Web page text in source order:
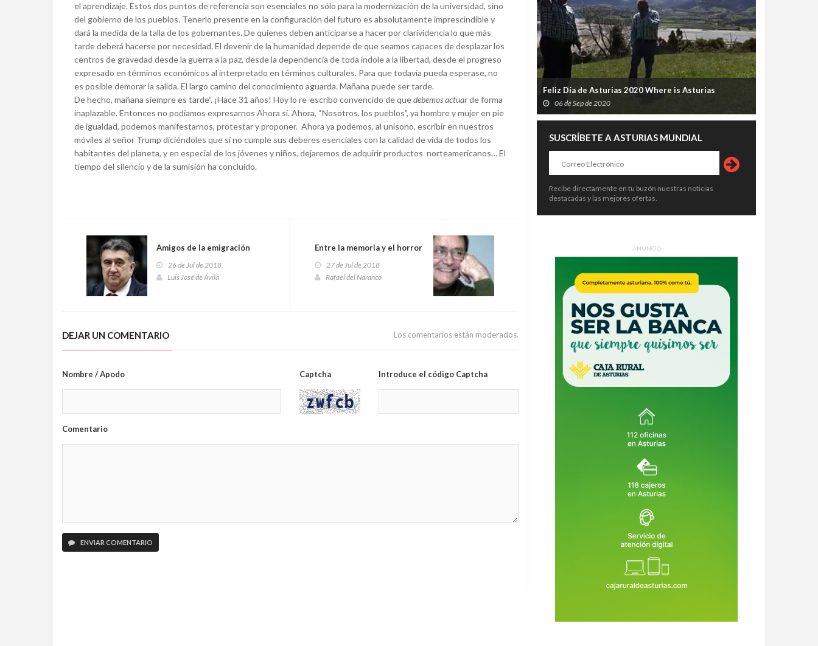
el aprendizaje. Estos dos puntos de referencia son esenciales no sólo para la modernización de la universidad, sino
del gobierno de los pueblos. Tenerlo presente en la configuración del futuro es absolutamente imprescindible y
dará la medida de la talla de los gobernantes. De quienes deben anticiparse a hacer por clarividencia lo que más
tarde deberá hacerse por necesidad. El devenir de la humanidad depende de que seamos capaces de desplazar los
centros de gravedad desde la guerra a la paz, desde la dependencia de toda índole a la libertad, desde el progreso
expresado en términos económicos al interpretado en términos culturales. Para que todavía pueda esperase, no
es posible demorar la salida. El largo camino del conocimiento aguarda. Mañana puede ser tarde.
De hecho, mañana siempre es tarde”. ¡Hace 31 años! Hoy lo re-escribo convencido de quedebemos actuarde forma
inaplazable. Entonces no podíamos expresarnos Ahora sí. Ahora, “Nosotros, los pueblos”, ya hombre y mujer en pie
de igualdad, podemos manifestarnos, protestar y proponer. Ahora ya podemos, al unísono, escribir en nuestros
móviles al señor Trump diciéndoles que si no cumple sus deberes esenciales con la calidad de vida de todos los
habitantes del planeta, y en especial de los jóvenes y niños, dejaremos de adquirir productos norteamericanos… El
tiempo del silencio y de la sumisión ha concluido.
Amigos de la emigración
26 de Jul de 2018
Luis José de Ávila
Entre la memoria y el horror
27 de Jul de 2018
Rafael del Naranco
DEJAR UN COMENTARIO Los comentarios están moderados.
Nombre / Apodo Captcha Introduce el código Captcha
Comentario
ENVIAR COMENTARIO
Feliz Día de Asturias 2020 Where is Asturias
06 de Sep de 2020
SUSCRÍBETE A ASTURIAS MUNDIAL
Recibe directamente en tu buzón nuestras noticias
destacadas y las mejores ofertas.
ANUNCIO